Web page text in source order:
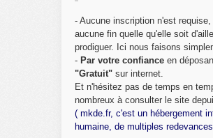
- Aucune inscription n'est requise,
aucune fin quelle qu'elle soit
prodiguer. Ici nous faisons
- Par votre confiance en
"Gratuit" sur internet.
Et n'hésitez pas de temps en
nombreux à consulter le site
( mkde.fr, c'est un hébergement
humaine, de multiples